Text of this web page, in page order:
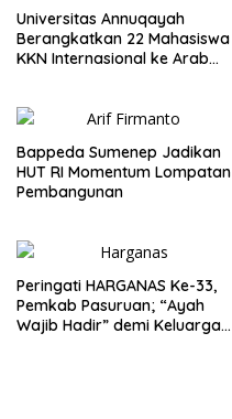
Universitas Annuqayah
Berangkatkan 22 Mahasiswa
KKN Internasional ke Arab
Bappeda Sumenep Jadikan
HUT RI Momentum Lompatan
Pembangunan
Peringati HARGANAS Ke-33,
Pemkab Pasuruan; “Ayah
Wajib Hadir” demi Keluarga